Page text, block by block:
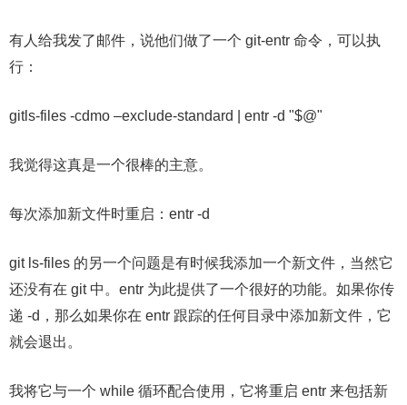
有人给我发了邮件，说他们做了一个 git-entr 命令，可以执
行：
gitls-files -cdmo –exclude-standard | entr -d "$@"
我觉得这真是一个很棒的主意。
每次添加新文件时重启：entr -d
git ls-files 的另一个问题是有时候我添加一个新文件，当然它
还没有在 git 中。entr 为此提供了一个很好的功能。如果你传
递 -d，那么如果你在 entr 跟踪的任何目录中添加新文件，它
就会退出。
我将它与一个 while 循环配合使用，它将重启 entr 来包括新